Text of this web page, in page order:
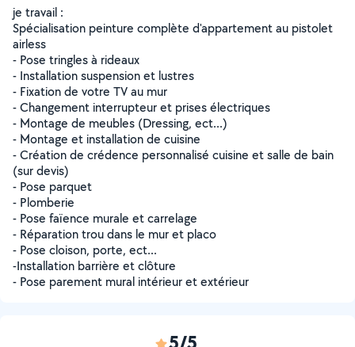
je travail :
Spécialisation peinture complète d'appartement au pistolet
airless
- Pose tringles à rideaux
- Installation suspension et lustres
- Fixation de votre TV au mur
- Changement interrupteur et prises électriques
- Montage de meubles (Dressing, ect...)
- Montage et installation de cuisine
- Création de crédence personnalisé cuisine et salle de bain
(sur devis)
- Pose parquet
- Plomberie
- Pose faïence murale et carrelage
- Réparation trou dans le mur et placo
- Pose cloison, porte, ect...
-Installation barrière et clôture
- Pose parement mural intérieur et extérieur